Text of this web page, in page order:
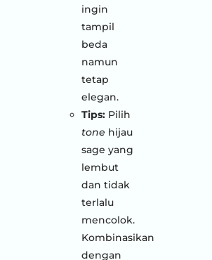
ingin
tampil
beda
namun
tetap
elegan.
Tips: Pilih
tone hijau
sage yang
lembut
dan tidak
terlalu
mencolok.
Kombinasikan
dengan